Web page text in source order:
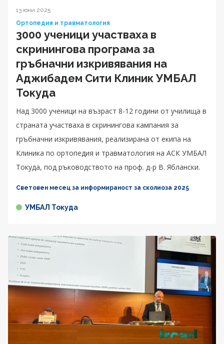
13 юни 2025
Ортопедия и травматология
3000 ученици участваха в
скринингова програма за
гръбначни изкривявания на
Аджибадем Сити Клиник УМБАЛ
Токуда
Над 3000 ученици на възраст 8-12 години от училища в
страната участваха в скринингова кампания за
гръбначни изкривявания, реализирана от екипа на
Клиника по ортопедия и травматология на АСК УМБАЛ
Токуда, под ръководството на проф. д-р В. Яблански.
Световен месец за информираност за сколиоза 2025
УМБАЛ Токуда